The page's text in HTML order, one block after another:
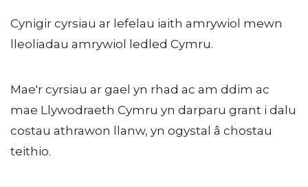
Cynigir cyrsiau ar lefelau iaith amrywiol mewn
lleoliadau amrywiol ledled Cymru.
Mae'r cyrsiau ar gael yn rhad ac am ddim ac
mae Llywodraeth Cymru yn darparu grant i dalu
costau athrawon llanw, yn ogystal â chostau
teithio.